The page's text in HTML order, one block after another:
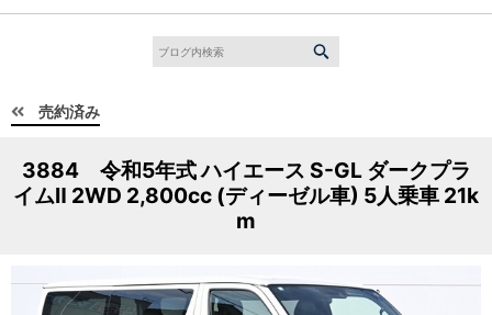
売約済み
3884 令和5年式 ハイエース S-GL ダークプラ
イムⅡ 2WD 2,800cc (ディーゼル車) 5人乗車 21k
m